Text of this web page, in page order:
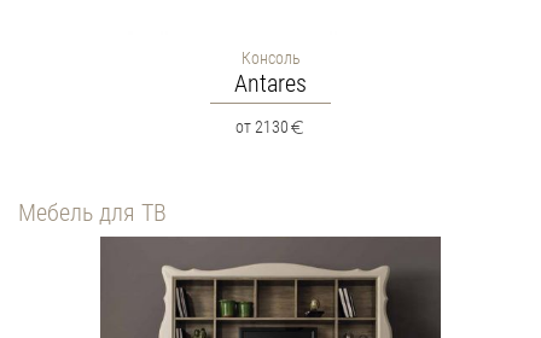
Консоль
Antares
от 2130
Мебель для ТВ